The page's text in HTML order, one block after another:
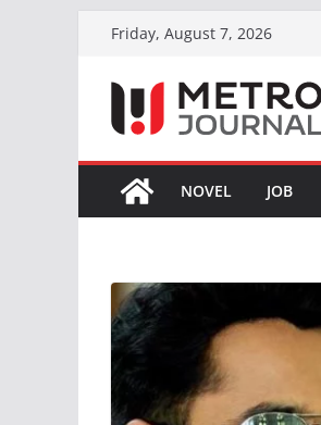
content
Friday, August 7, 2026
NOVEL JOB